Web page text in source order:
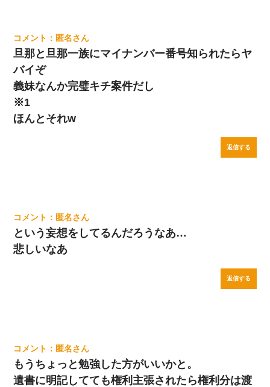
匿名
旦那と旦那一族にマイナンバー番号知られたらヤ
バイぞ
義妹なんか完璧キチ案件だし
※1
ほんとそれw
返信する
匿名
という妄想をしてるんだろうなあ…
悲しいなあ
返信する
匿名
もうちょっと勉強した方がいいかと。
遺書に明記してても権利主張されたら権利分は渡